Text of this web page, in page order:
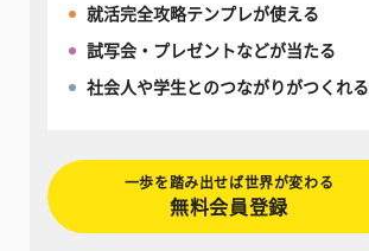
就活完全攻略テンプレが使える
試写会・プレゼントなどが当たる
社会人や学生とのつながりがつくれる
一歩を踏み出せば世界が変わる
無料会員登録